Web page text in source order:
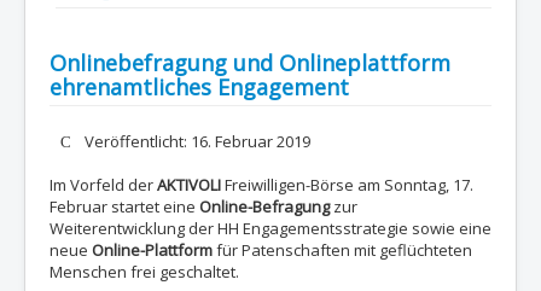
Onlinebefragung und Onlineplattform
ehrenamtliches Engagement
DetailsVeröffentlicht: 16. Februar 2019
Im Vorfeld derAKTIVOLIFreiwilligen-Börse am Sonntag, 17.
Februar startet eine Online-Befragungzur
Weiterentwicklung der HH Engagementsstrategie sowie eine
neue Online-Plattformfür Patenschaften mit geflüchteten
Menschen frei geschaltet.